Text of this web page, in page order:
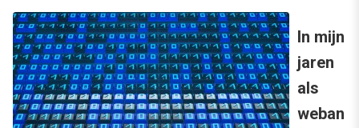
In mijn
jaren
als
weban